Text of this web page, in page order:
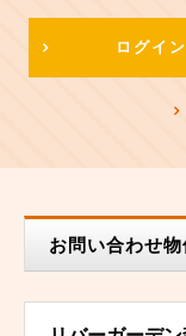
ログイン
お問い合わせ物